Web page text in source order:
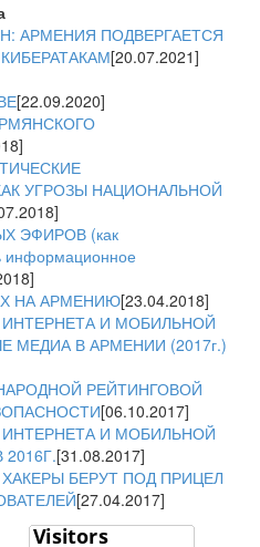
АРМЕНИЯ ПОДВЕРГАЕТСЯ
[20.07.2021]
[22.09.2020]
УГРОЗЫ НАЦИОНАЛЬНОЙ
ЭФИРОВ (как
информационное
НА АРМЕНИЮ[23.04.2018]
И МОБИЛЬНОЙ
МЕДИА В АРМЕНИИ (2017г.)
РЕЙТИНГОВОЙ
[06.10.2017]
И МОБИЛЬНОЙ
[31.08.2017]
БЕРУТ ПОД ПРИЦЕЛ
[27.04.2017]